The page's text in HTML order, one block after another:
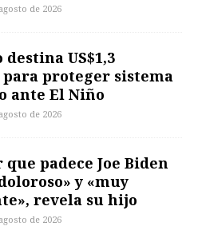
de 2026
US$1,3
proteger sistema
ante El Niño
de 2026
que padece Joe Biden
y «muy
revela su hijo
de 2026